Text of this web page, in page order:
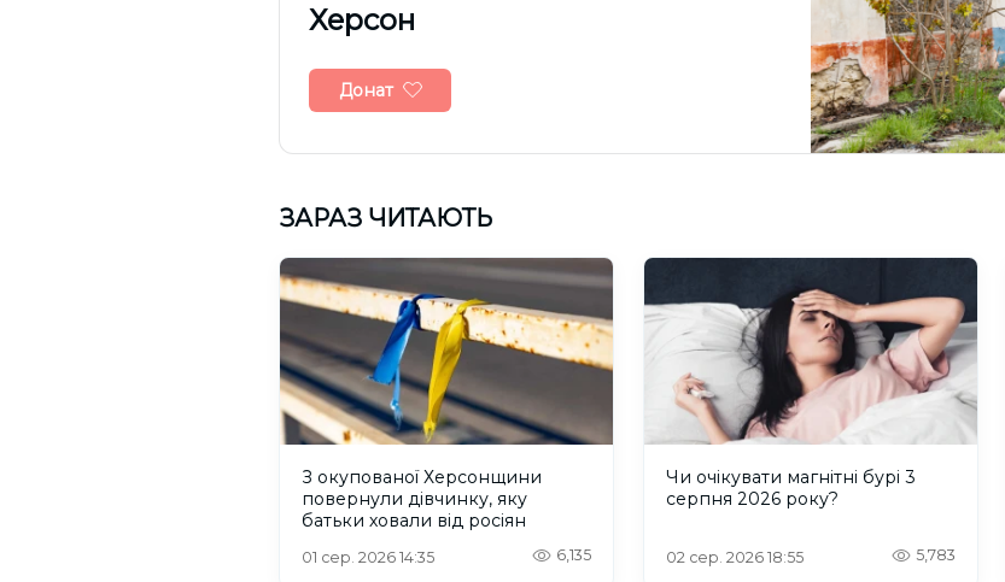
Херсон
Донат
ЗАРАЗ ЧИТАЮТЬ
З окупованої Херсонщини
повернули дівчинку, яку
батьки ховали від росіян
01 сер. 2026 14:35 6,135
Чи очікувати магнітні бурі 3
серпня 2026 року?
02 сер. 2026 18:55 5,783